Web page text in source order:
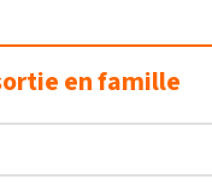
en famille